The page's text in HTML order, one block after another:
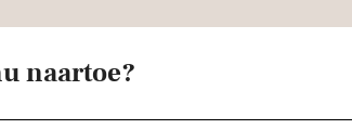
naartoe?